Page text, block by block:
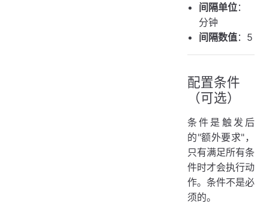
间隔单位：
分钟
间隔数值：5
配置条件
（可选）
条件是触发后
的"额外要求"，
只有满足所有条
件时才会执行动
作。条件不是必
须的。